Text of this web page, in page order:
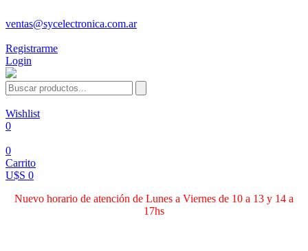
ventas@sycelectronica.com.ar
Registrarme
Login
Wishlist
0
0
Carrito
U$S 0
Nuevo horario de atención de Lunes a Viernes de 10 a 13 y 14 a
17hs